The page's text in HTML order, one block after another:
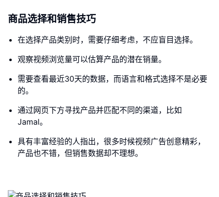
商品选择和销售技巧
在选择产品类别时，需要仔细考虑，不应盲目选择。
观察视频浏览量可以估算产品的潜在销量。
需要查看最近30天的数据，而语言和格式选择不是必要
的。
通过网页下方寻找产品并匹配不同的渠道，比如
Jamal。
具有丰富经验的人指出，很多时候视频广告创意精彩，
产品也不错，但销售数据却不理想。